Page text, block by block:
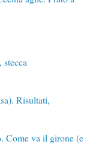
Risultati,
Come va il girone (e